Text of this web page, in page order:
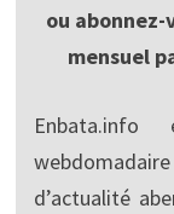
ou abonnez-
mensuel
webdomadaire
d’actualité